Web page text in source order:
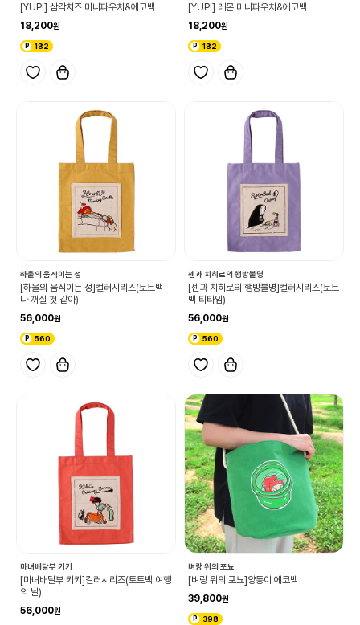
[YUP!] 삼각치즈 미니파우치&에코백
18,200
182
[YUP!] 레몬 미니파우치&에코백
18,200
182
하울의 움직이는 성
[하울의 움직이는 성]컬러시리즈(토트백
나 꺼질 것 같아)
56,000
560
센과 치히로의 행방불명
[센과 치히로의 행방불명]컬러시리즈(토트
백 티타임)
56,000
560
마녀배달부 키키
[마녀배달부 키키]컬러시리즈(토트백 여행
의 날)
56,000
벼랑 위의 포뇨
[벼랑 위의 포뇨]양동이 에코백
39,800
398